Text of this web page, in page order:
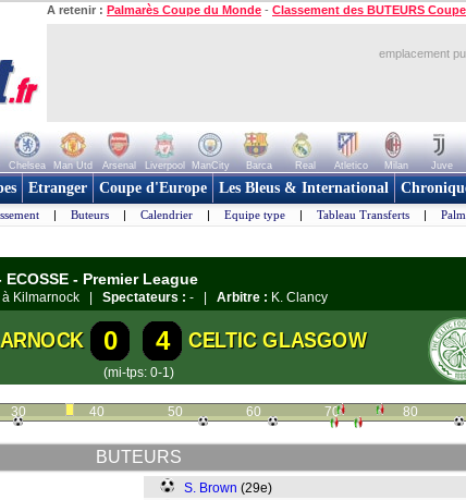
A retenir : Palmarès Coupe du Monde - Classement des BUTEURS
emplacement
Chelsea Man Utd Arsenal Liverpool ManCity Barca Real Atletico Milan Juve
Etranger Coupe d'Europe Les Bleus & International
| Buteurs | Calendrier | Equipe type | Tableau Transferts |
- Premier League
à Kilmarnock | Spectateurs : - | Arbitre : K. Clancy
0 4 CELTIC GLASGOW
(mi-tps: 0-1)
30 40 50 60 70 80
BUTEURS
S. Brown (29e)